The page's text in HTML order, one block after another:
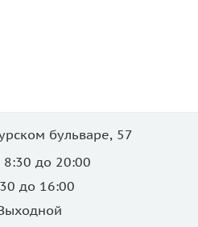
бульваре, 57
8:30 до 20:00
до 16:00